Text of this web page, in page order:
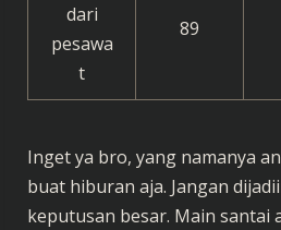
dari
pesawa
t
89
Inget ya bro, yang namanya
buat hiburan aja. Jangan
keputusan besar. Main santai